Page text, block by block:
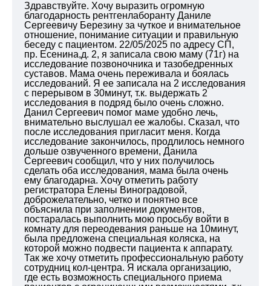
Здравствуйте. Хочу выразить огромную
благодарность рентгенлаборанту Даниле
Сергеевичу Березину за чуткое и внимательное
отношение, понимание ситуации и правильную
беседу с пациентом. 22/05/2025 по адресу СП,
пр. Есенина,д. 2, я записала свою маму (71г) на
исследование позвоночника и тазобедренных
суставов. Мама очень переживала и боялась
исследований. Я ее записала на 2 исследования
с перерывом в 30минут, т.к. выдержать 2
исследования в подряд было очень сложно.
Данил Сергеевич помог маме удобно лечь,
внимательно выслушал ее жалобы. Сказал, что
после исследования пригласит меня. Когда
исследование закончилось, продлилось немного
дольше озвученного времени, Данила
Сергеевич сообщил, что у них получилось
сделать оба исследования, мама была очень
ему благодарна. Хочу отметить работу
регистратора Елены Виноградовой,
доброжелательно, четко и понятно все
объяснила при заполнении документов,
постаралась выполнить мою просьбу войти в
комнату для переодевания раньше на 10минут,
была предложена специальная коляска, на
которой можно подвести пациента к аппарату.
Так же хочу отметить профессиональную работу
сотрудниц кол-центра. Я искала организацию,
где есть возможность специального приема